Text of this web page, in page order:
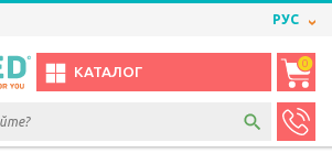
РУС
КАТАЛОГ
0